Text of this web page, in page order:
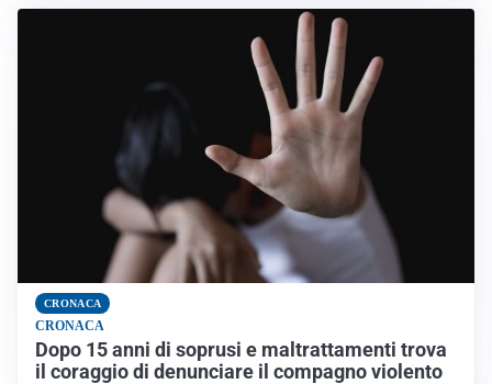
CRONACA
CRONACA
Dopo 15 anni di soprusi e maltrattamenti trova
il coraggio di denunciare il compagno violento